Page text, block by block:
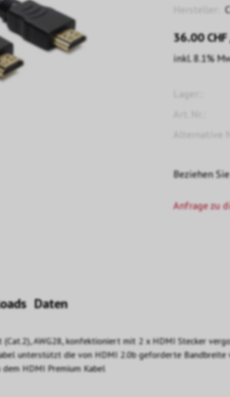
36.00CHF
inkl. 8.1%
Beziehen
Anfrage zu
Daten
AWG28, konfektioniert mit 2 x HDMI Stecker
unterstützt die von HDMI 2.0b geforderte Bandbreite
HDMI Premium Kabel